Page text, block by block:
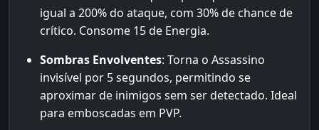
igual a 200% do ataque, com 30% de chance de
crítico. Consome 15 de Energia.
Sombras Envolventes: Torna o Assassino
invisível por 5 segundos, permitindo se
aproximar de inimigos sem ser detectado. Ideal
para emboscadas em PVP.